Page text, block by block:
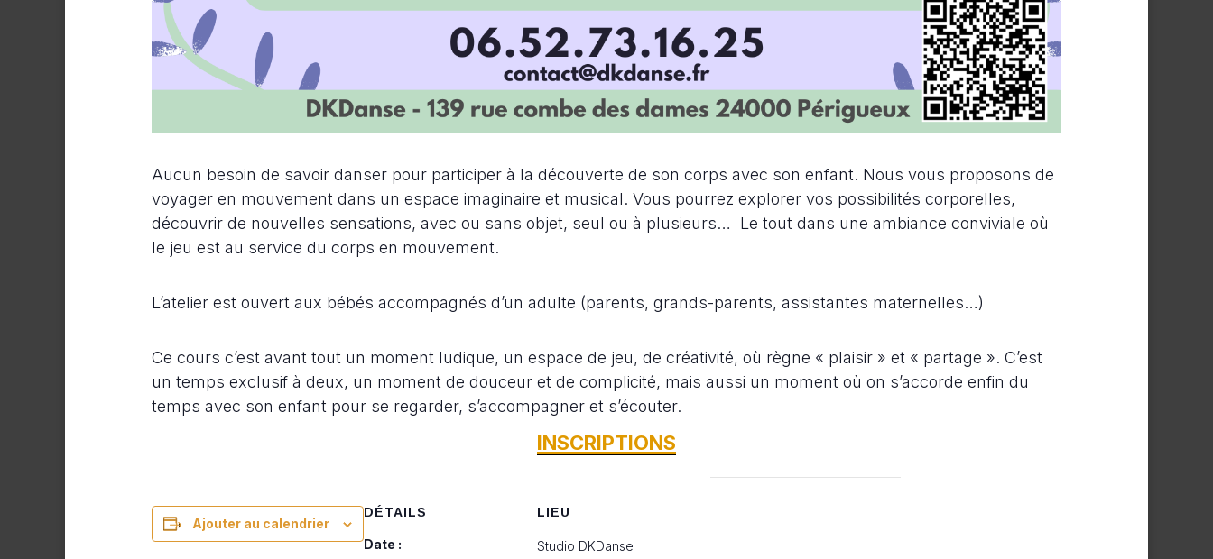
Aucun besoin de savoir danser pour participer à la découverte de son corps avec son enfant. Nous vous proposons de
voyager en mouvement dans un espace imaginaire et musical. Vous pourrez explorer vos possibilités corporelles,
découvrir de nouvelles sensations, avec ou sans objet, seul ou à plusieurs… Le tout dans une ambiance conviviale où
le jeu est au service du corps en mouvement.
L’atelier est ouvert aux bébés accompagnés d’un adulte (parents, grands-parents, assistantes maternelles…)
Ce cours c’est avant tout un moment ludique, un espace de jeu, de créativité, où règne « plaisir » et « partage ». C’est
un temps exclusif à deux, un moment de douceur et de complicité, mais aussi un moment où on s’accorde enfin du
temps avec son enfant pour se regarder, s’accompagner et s’écouter.
INSCRIPTIONS
Ajouter au calendrier
DÉTAILS
Date :
LIEU
Studio DKDanse